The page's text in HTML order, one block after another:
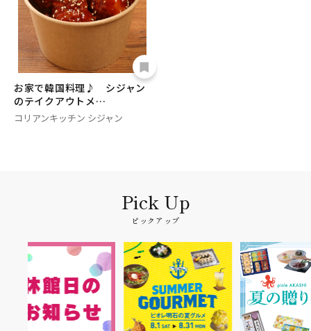
お家で韓国料理♪ シジャン
のテイクアウトメ…
コリアンキッチン シジャン
ピックアップ